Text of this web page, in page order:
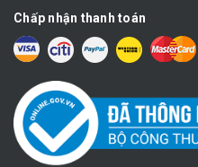
Chấp nhận thanh toán